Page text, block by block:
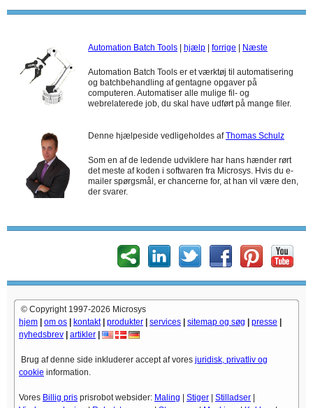
Automation Batch Tools | hjælp | forrige | Næste
Automation Batch Tools er et værktøj til automatisering
og batchbehandling af gentagne opgaver på
computeren. Automatiser alle mulige fil- og
webrelaterede job, du skal have udført på mange filer.
Denne hjælpeside vedligeholdes afThomas Schulz
Som en af de ledende udviklere har hans hænder rørt
det meste af koden i softwaren fra Microsys. Hvis du e-
mailer spørgsmål, er chancerne for, at han vil være den,
der svarer.
© Copyright 1997-2026 Microsys
hjem | om os | kontakt | produkter | services | sitemap og søg | presse |
nyhedsbrev | artikler |
Brug af denne side inkluderer accept af vores juridisk, privatliv og
cookie information.
Vores Billig pris prisrobot websider: Maling | Stiger | Stilladser |